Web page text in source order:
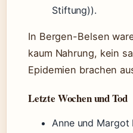
Stiftung)).
In Bergen-Belsen
kaum Nahrung, kein
Epidemien brachen
Letzte Wochen und Tod
Anne und Margot